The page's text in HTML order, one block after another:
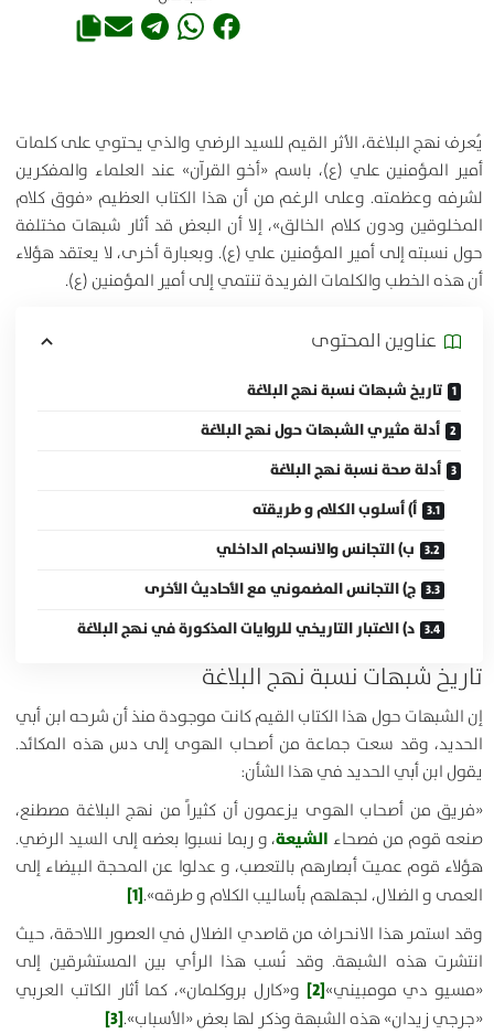
يُعرف نهج البلاغة، الأثر القيم للسيد الرضي والذي يحتوي على كلمات
أمير المؤمنين علي (ع)، باسم «أخو القرآن» عند العلماء والمفكرين
لشرفه وعظمته. وعلى الرغم من أن هذا الكتاب العظيم «فوق كلام
المخلوقين ودون كلام الخالق»، إلا أن البعض قد أثار شبهات مختلفة
حول نسبته إلى أمير المؤمنين علي (ع). وبعبارة أخرى، لا يعتقد هؤلاء
أن هذه الخطب والكلمات الفريدة تنتمي إلى أمير المؤمنين (ع).
عناوين المحتوی
تاريخ شبهات نسبة نهج البلاغة
أدلة مثيري الشبهات حول نهج البلاغة
أدلة صحة نسبة نهج البلاغة
أ‌) أسلوب الكلام و طريقته
ب‌) التجانس والانسجام الداخلي
ج) التجانس المضموني مع الأحاديث الأخرى
د) الاعتبار التاريخي للروايات المذكورة في نهج البلاغة
تاريخ شبهات نسبة نهج البلاغة
إن الشبهات حول هذا الكتاب القيم كانت موجودة منذ أن شرحه ابن أبي
الحديد، وقد سعت جماعة من أصحاب الهوى إلى دس هذه المكائد.
يقول ابن أبي الحديد في هذا الشأن:
«فريق من أصحاب الهوى يزعمون أن كثيراً من نهج البلاغة مصطنع،
صنعه قوم من فصحاء الشيعة، و ربما نسبوا بعضه إلى السيد الرضي.
هؤلاء قوم عميت أبصارهم بالتعصب، و عدلوا عن المحجة البيضاء إلى
العمى و الضلال، لجهلهم بأساليب الكلام و طرقه».[1]
وقد استمر هذا الانحراف من قاصدي الضلال في العصور اللاحقة، حيث
انتشرت هذه الشبهة. وقد نُسب هذا الرأي بين المستشرقين إلى
«مسيو دي مومبيني»[2]
و«كارل بروكلمان»، كما أثار الكاتب العربي
«جرجي زيدان» هذه الشبهة وذكر لها بعض «الأسباب».[3]